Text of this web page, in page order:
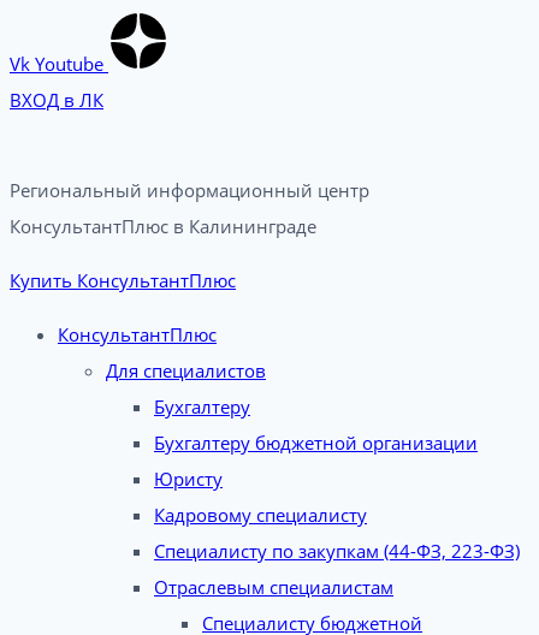
Vk Youtube
ВХОД в ЛК
Региональный информационный центр
КонсультантПлюс в Калининграде​
Купить КонсультантПлюс
КонсультантПлюс
Для специалистов
Бухгалтеру
Бухгалтеру бюджетной организации
Юристу
Кадровому специалисту
Специалисту по закупкам (44-ФЗ, 223-ФЗ)
Отраслевым специалистам
Специалисту бюджетной